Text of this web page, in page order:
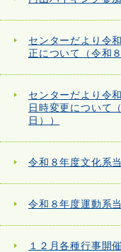
センターだより令
正について（令和
センターだより令
日時変更について
日））
令和８年度文化系
令和８年度運動系
１２月各種行事開